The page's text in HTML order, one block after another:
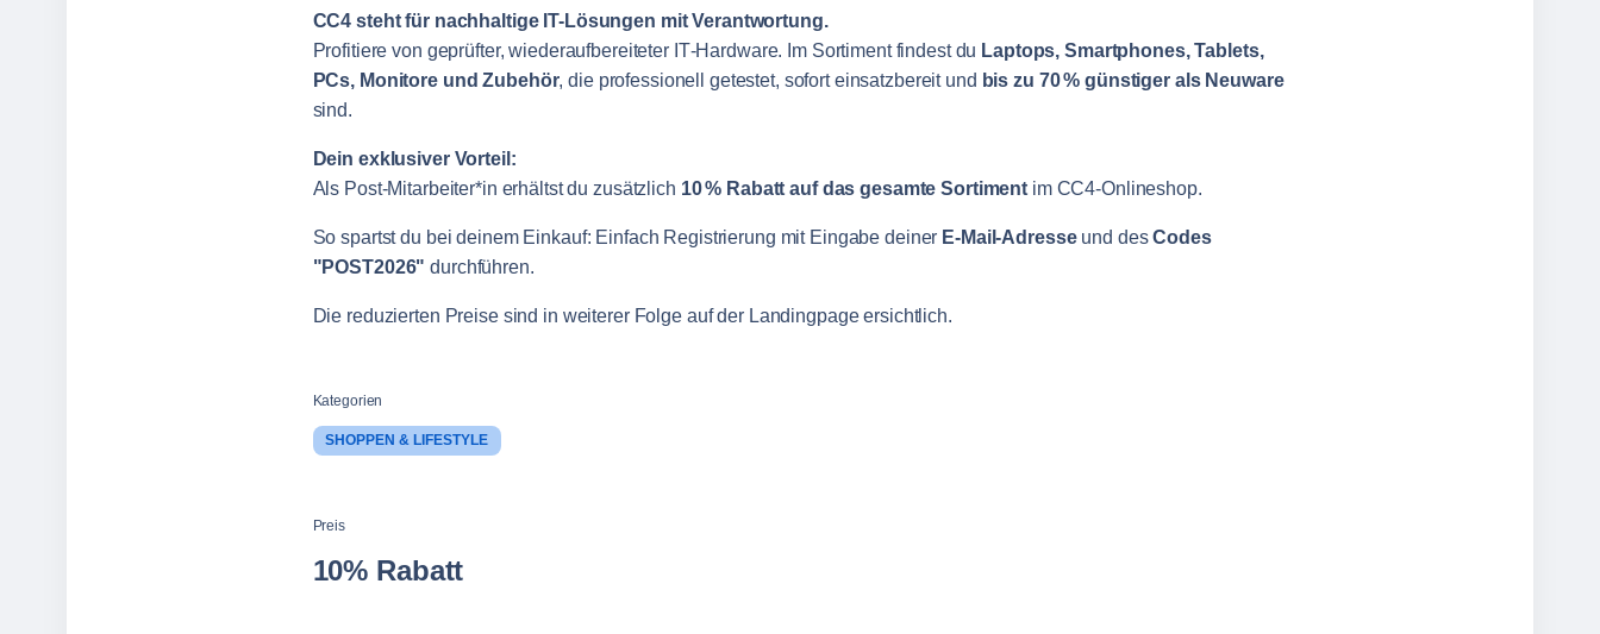
CC4 steht für nachhaltige IT-Lösungen mit Verantwortung.
Profitiere von geprüfter, wiederaufbereiteter IT‑Hardware. Im Sortiment findest du Laptops, Smartphones, Tablets,
PCs, Monitore und Zubehör, die professionell getestet, sofort einsatzbereit und bis zu 70 % günstiger als Neuware
sind.
Dein exklusiver Vorteil:
Als Post‑Mitarbeiter*in erhältst du zusätzlich 10 % Rabatt auf das gesamte Sortiment im CC4‑Onlineshop.
So spartst du bei deinem Einkauf: Einfach Registrierung mit Eingabe deiner E-Mail-Adresseund desCodes
"POST2026" durchführen.
Die reduzierten Preise sind in weiterer Folge auf der Landingpage ersichtlich.
Kategorien
SHOPPEN & LIFESTYLE
Preis
10% Rabatt